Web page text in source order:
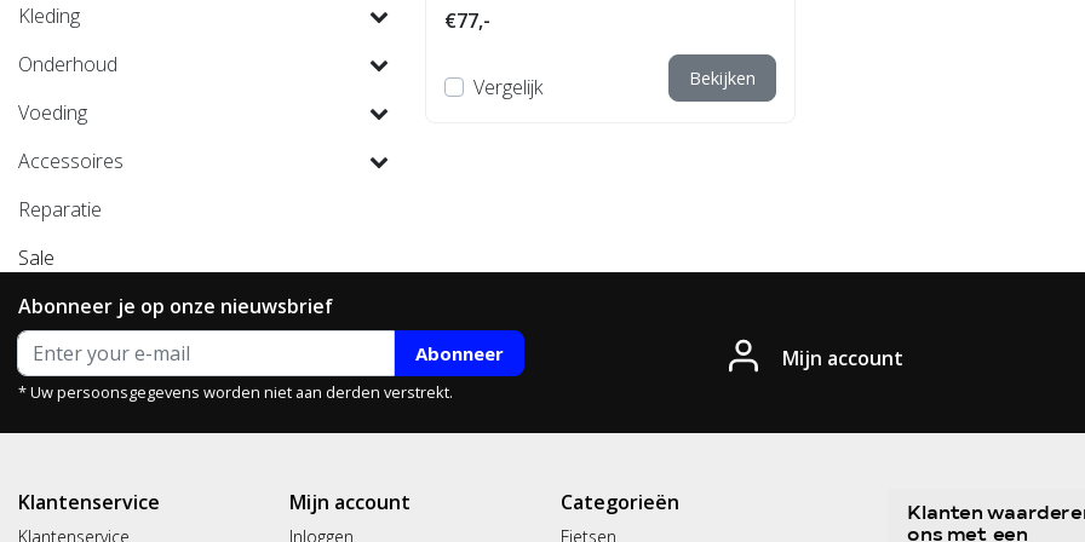
Kleding
Onderhoud
Voeding
Accessoires
Reparatie
Sale
€77,-
Vergelijk Bekijken
Abonneer je op onze nieuwsbrief
Abonneer
* Uw persoonsgegevens worden niet aan derden verstrekt.
Mijn account
Klantenservice
Klantenservice
Mijn account
Inloggen
Categorieën
Fietsen